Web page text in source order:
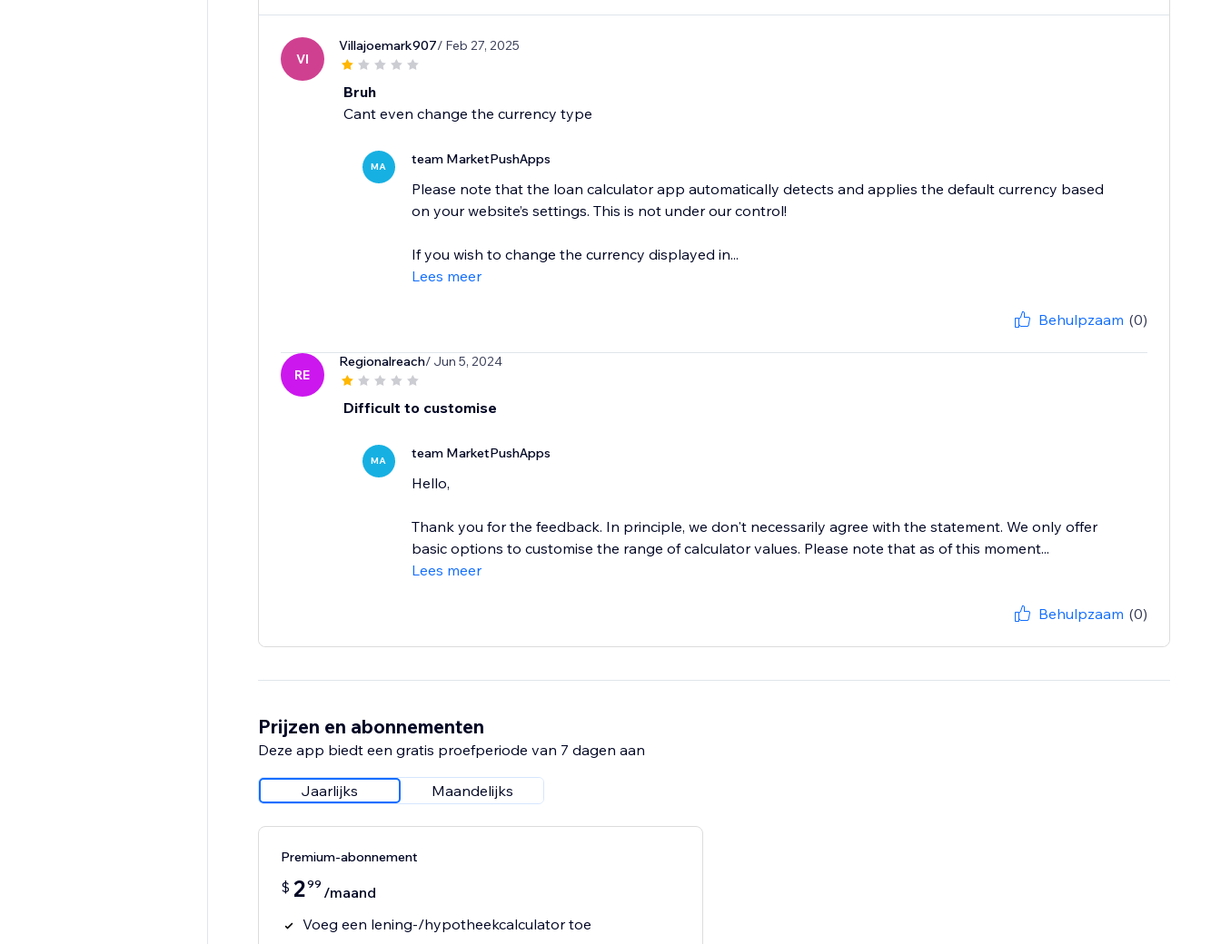
VI
Villajoemark907/ Feb 27, 2025
Bruh
Cant even change the currency type
MA team MarketPushApps
Please note that the loan calculator app automatically detects and applies the default currency based
on your website’s settings. This is not under our control!
If you wish to change the currency displayed in...
Lees meer
Behulpzaam (0)
RE
Regionalreach/ Jun 5, 2024
Difficult to customise
MA team MarketPushApps
Hello,
Thank you for the feedback. In principle, we don't necessarily agree with the statement. We only offer
basic options to customise the range of calculator values. Please note that as of this moment...
Lees meer
Behulpzaam (0)
Prijzen en abonnementen
Deze app biedt een gratis proefperiode van 7 dagen aan
Jaarlijks Maandelijks
Premium-abonnement
$ 299 /maand
Voeg een lening-/hypotheekcalculator toe